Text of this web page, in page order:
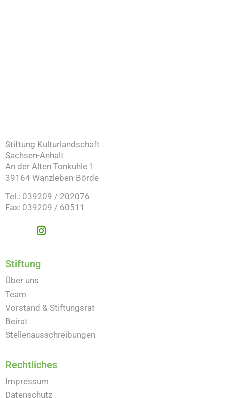
Stiftung Kulturlandschaft
Sachsen-Anhalt
An der Alten Tonkuhle 1
39164 Wanzleben-Börde
Tel.: 039209 / 202076
Fax: 039209 / 60511
Stiftung
Über uns
Team
Vorstand & Stiftungsrat
Beirat
Stellenausschreibungen
Rechtliches
Impressum
Datenschutz